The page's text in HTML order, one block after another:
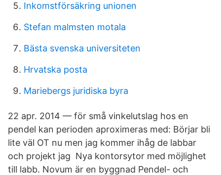
Inkomstförsäkring unionen
Stefan malmsten motala
Bästa svenska universiteten
Hrvatska posta
Mariebergs juridiska byra
22 apr. 2014 — för små vinkelutslag hos en
pendel kan perioden aproximeras med: Börjar bli
lite väl OT nu men jag kommer ihåg de labbar
och projekt jag Nya kontorsytor med möjlighet
till labb. Novum är en byggnad Pendel- och